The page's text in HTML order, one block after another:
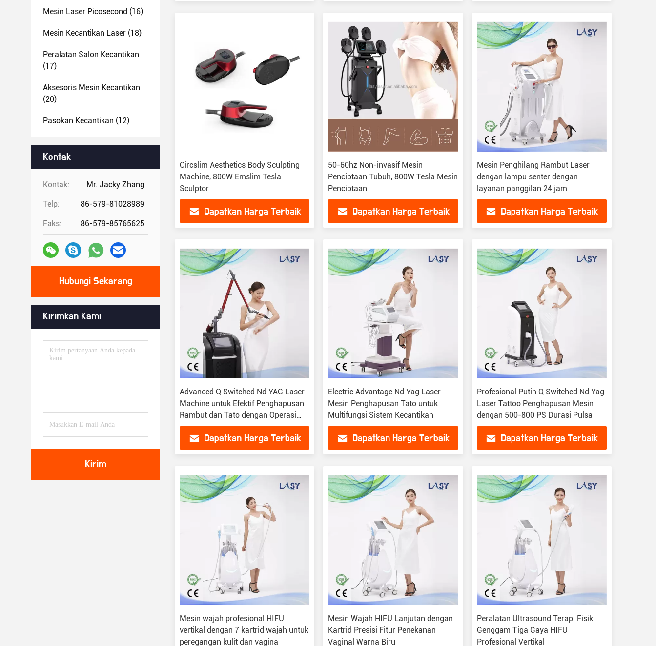
Mesin Laser Picosecond (16)
Mesin Kecantikan Laser (18)
Peralatan Salon Kecantikan
(17)
Aksesoris Mesin Kecantikan
(20)
Pasokan Kecantikan (12)
Kontak
Kontak: Mr. Jacky Zhang
Telp: 86-579-81028989
Faks: 86-579-85765625
Hubungi Sekarang
Kirimkan Kami
Kirim
Circslim Aesthetics Body Sculpting
Machine, 800W Emslim Tesla
Sculptor
Dapatkan Harga Terbaik
50-60hz Non-invasif Mesin
Penciptaan Tubuh, 800W Tesla Mesin
Penciptaan
Dapatkan Harga Terbaik
Mesin Penghilang Rambut Laser
dengan lampu senter dengan
layanan panggilan 24 jam
Dapatkan Harga Terbaik
Advanced Q Switched Nd YAG Laser
Machine untuk Efektif Penghapusan
Rambut dan Tato dengan Operasi
Mudah
Dapatkan Harga Terbaik
Electric Advantage Nd Yag Laser
Mesin Penghapusan Tato untuk
Multifungsi Sistem Kecantikan
Dapatkan Harga Terbaik
Profesional Putih Q Switched Nd Yag
Laser Tattoo Penghapusan Mesin
dengan 500-800 PS Durasi Pulsa
Dapatkan Harga Terbaik
Mesin wajah profesional HIFU
vertikal dengan 7 kartrid wajah untuk
peregangan kulit dan vagina
Mesin Wajah HIFU Lanjutan dengan
Kartrid Presisi Fitur Penekanan
Vaginal Warna Biru
Peralatan Ultrasound Terapi Fisik
Genggam Tiga Gaya HIFU
Profesional Vertikal